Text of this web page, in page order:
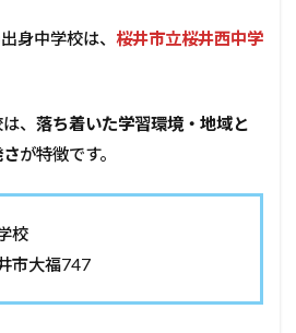
身中学校は、 桜井市立桜井西中学
、 落ち着いた学習環境・地域と
が特徴です。
校
市大福747